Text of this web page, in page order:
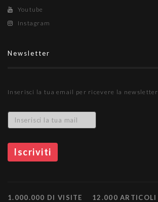
Youtube
Instagram
Newsletter
Inserisci la tua email per ricevere la newsletter
1.000.000 DI VISITE 12.000 ARTICOLI